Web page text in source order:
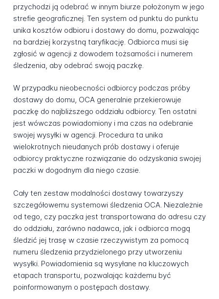
przychodzi ją odebrać w innym biurze położonym w jego
strefie geograficznej. Ten system od punktu do punktu
unika kosztów odbioru i dostawy do domu, pozwalając
na bardziej korzystną taryfikację. Odbiorca musi się
zgłosić w agencji z dowodem tożsamości i numerem
śledzenia, aby odebrać swoją paczkę.
W przypadku nieobecności odbiorcy podczas próby
dostawy do domu, OCA generalnie przekierowuje
paczkę do najbliższego oddziału odbiorcy. Ten ostatni
jest wówczas powiadomiony i ma czas na odebranie
swojej wysyłki w agencji. Procedura ta unika
wielokrotnych nieudanych prób dostawy i oferuje
odbiorcy praktyczne rozwiązanie do odzyskania swojej
paczki w dogodnym dla niego czasie.
Cały ten zestaw modalności dostawy towarzyszy
szczegółowemu systemowi śledzenia OCA. Niezależnie
od tego, czy paczka jest transportowana do adresu czy
do oddziału, zarówno nadawca, jak i odbiorca mogą
śledzić jej trasę w czasie rzeczywistym za pomocą
numeru śledzenia przydzielonego przy utworzeniu
wysyłki. Powiadomienia są wysyłane na kluczowych
etapach transportu, pozwalając każdemu być
poinformowanym o postępach dostawy.